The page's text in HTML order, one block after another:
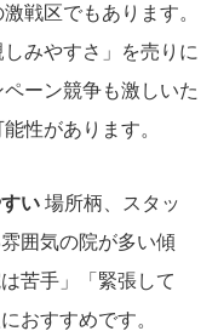
戦区でもあります。
みやすさ」を売りに
ーン競争も激しいた
性があります。
い 場所柄、スタッ
囲気の院が多い傾
苦手」「緊張して
おすすめです。